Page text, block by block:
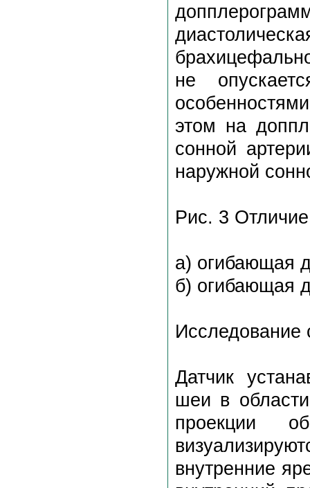
не
этом на
сонной
наружной
Рис. 3
а) огибающая
б) огибающая
Исследование
Датчик
шеи в
проекции
внутренние